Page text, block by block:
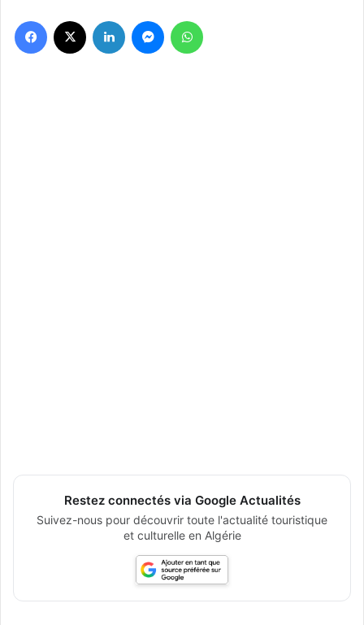
Restez connectés via Google Actualités
Suivez-nous pour découvrir toute l'actualité touristique
et culturelle en Algérie